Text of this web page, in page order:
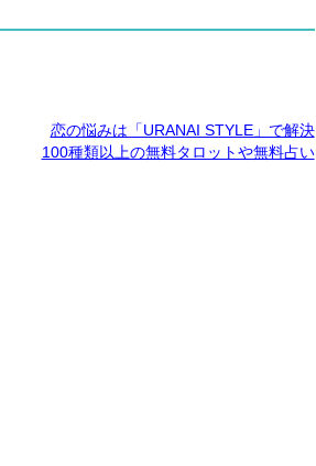
恋の悩みは「URANAI STYLE」で解決
100種類以上の無料タロットや無料占い